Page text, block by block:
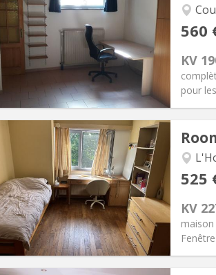
560
KV
pour
Practical Info
Rent: 560 €
Charges:100 €
Duration:12 months
Domiciliation:
525
KV
maison
Practical Info
Rent:525 €
Charges:95 €
Duration:12 months
Domiciliation:No